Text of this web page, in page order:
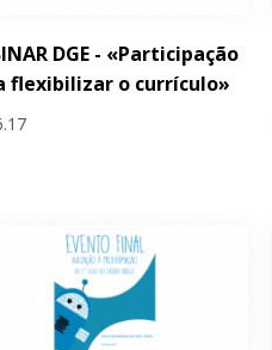
DGE - «Participação
flexibilizar o currículo»